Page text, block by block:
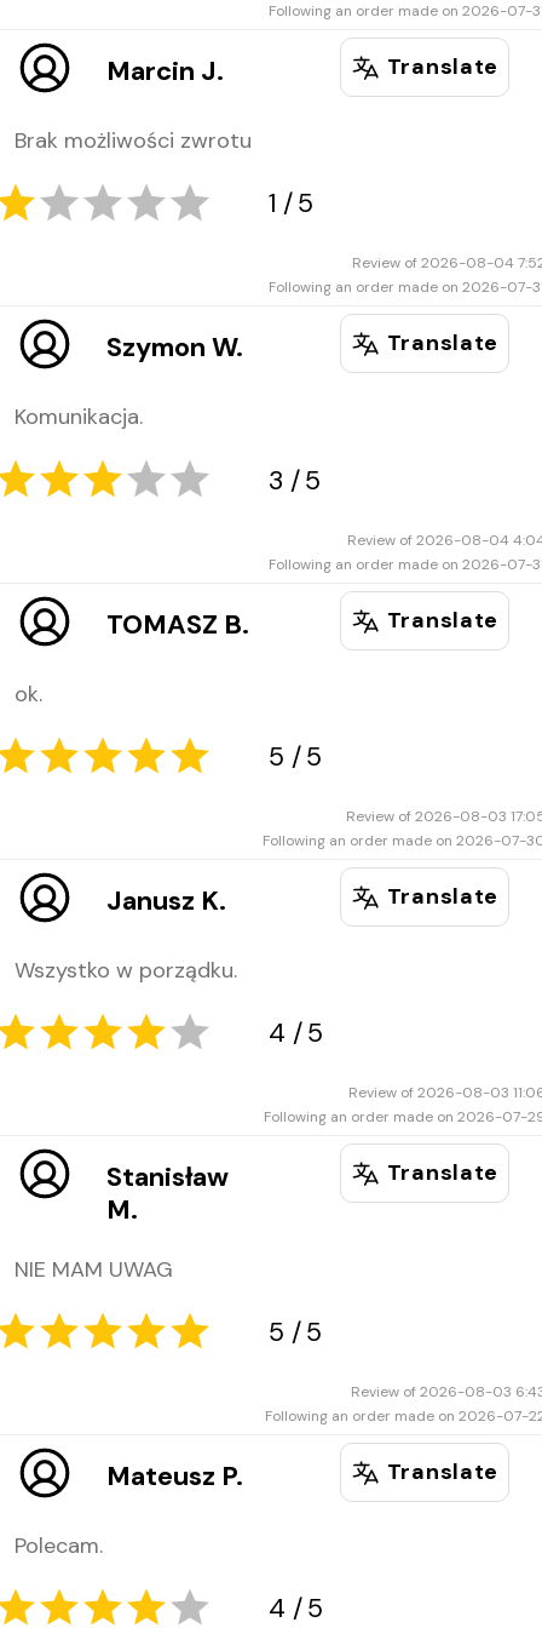
5 5
Following an order made on 2026-07-
Marcin J. Translate
Brak możliwości zwrotu
5
Review of 2026-08-04
Following an order made on 2026-07-
Szymon W. Translate
Komunikacja.
5
Review of 2026-08-04
Following an order made on 2026-07-
TOMASZ B. Translate
ok.
5
Review of 2026-08-03
Following an order made on 2026-07-
Janusz K. Translate
Wszystko w porządku.
5
Review of 2026-08-03
Following an order made on 2026-07-
Stanisław
M.
Translate
NIE MAM UWAG
Review of 2026-08-03
Following an order made on 2026-07-
Mateusz P. Translate
Polecam.